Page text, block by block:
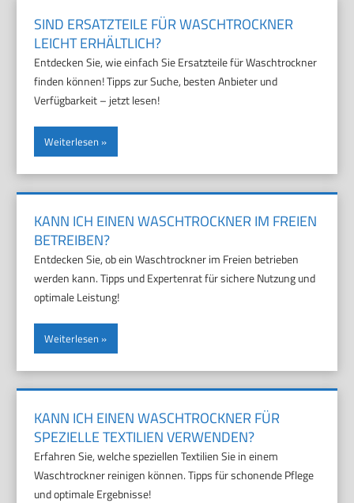
SIND ERSATZTEILE FÜR WASCHTROCKNER
LEICHT ERHÄLTLICH?
Entdecken Sie, wie einfach Sie Ersatzteile für Waschtrockner
finden können! Tipps zur Suche, besten Anbieter und
Verfügbarkeit – jetzt lesen!
Weiterlesen
KANN ICH EINEN WASCHTROCKNER IM FREIEN
BETREIBEN?
Entdecken Sie, ob ein Waschtrockner im Freien betrieben
werden kann. Tipps und Expertenrat für sichere Nutzung und
optimale Leistung!
Weiterlesen
KANN ICH EINEN WASCHTROCKNER FÜR
SPEZIELLE TEXTILIEN VERWENDEN?
Erfahren Sie, welche speziellen Textilien Sie in einem
Waschtrockner reinigen können. Tipps für schonende Pflege
und optimale Ergebnisse!